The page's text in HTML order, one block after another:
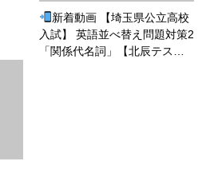
新着動画 【埼玉県公立高校
入試】 英語並べ替え問題対策2
「関係代名詞」【北辰テス…